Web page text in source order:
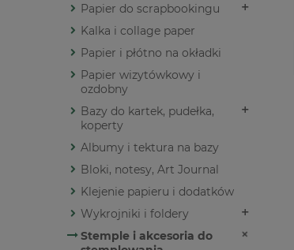
Papier do scrapbookingu
Kalka i collage paper
Papier i płótno na okładki
Papier wizytówkowy i
ozdobny
Bazy do kartek, pudełka,
koperty
Albumy i tektura na bazy
Bloki, notesy, Art Journal
Klejenie papieru i dodatków
Wykrojniki i foldery
Stemple i akcesoria do